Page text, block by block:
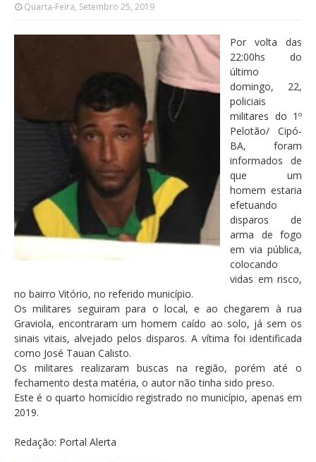
Quarta-Feira, Setembro 25, 2019
Por volta das
22:00hs do
último
domingo, 22,
policiais
militares do 1º
Pelotão/ Cipó-
BA, foram
informados de
que um
homem estaria
efetuando
disparos de
arma de fogo
em via pública,
colocando
vidas em risco,
no bairro Vitório, no referido município.
Os militares seguiram para o local, e ao chegarem à rua
Graviola, encontraram um homem caído ao solo, já sem os
sinais vitais, alvejado pelos disparos. A vítima foi identificada
como José Tauan Calisto.
Os militares realizaram buscas na região, porém até o
fechamento desta matéria, o autor não tinha sido preso.
Este é o quarto homicídio registrado no município, apenas em
2019.
Redação: Portal Alerta